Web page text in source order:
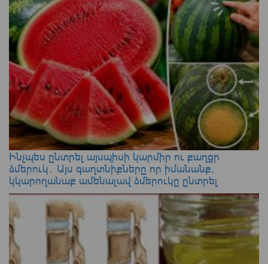
Ինչպես ընտրել այսպիսի կարմիր ու քաղցր
ձմերուկ․ Այս գաղտնիքները որ իմանանք,
կկարողանաք ամենալավ ձմերուկը ընտրել